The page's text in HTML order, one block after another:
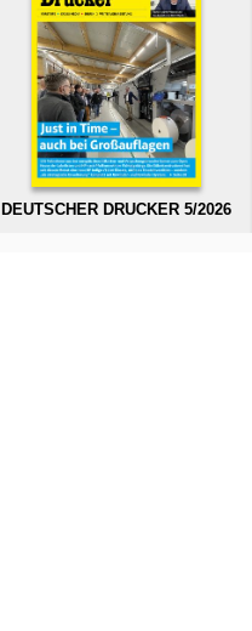
DEUTSCHER DRUCKER 5/2026